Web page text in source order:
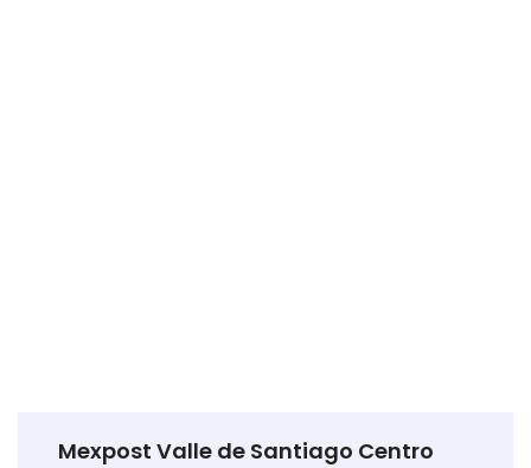
Mexpost Valle de Santiago Centro